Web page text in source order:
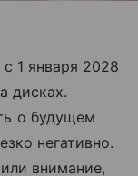
1 января 2028
дисках.
о будущем
негативно.
внимание,